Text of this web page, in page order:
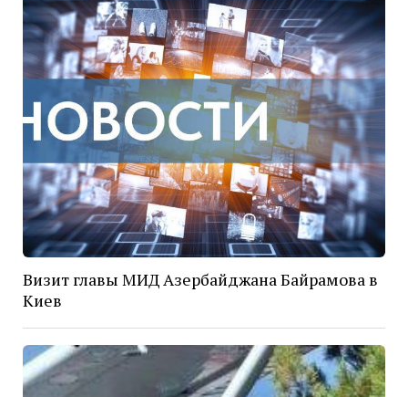
Визит главы МИД Азербайджана Байрамова в
Киев